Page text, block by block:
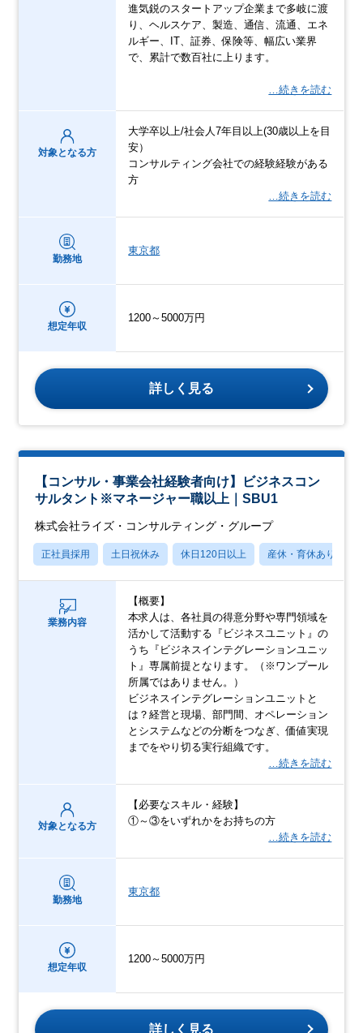
進気鋭のスタートアップ企業まで多岐に渡
り、ヘルスケア、製造、通信、流通、エネ
ルギー、IT、証券、保険等、幅広い業界
で、累計で数百社に上ります。
…続きを読む
対象となる方
大学卒以上/社会人7年目以上(30歳以上を目
安）
コンサルティング会社での経験経験がある
方
…続きを読む
勤務地
東京都
想定年収
1200～5000万円
詳しく見る
【コンサル・事業会社経験者向け】ビジネスコン
サルタント※マネージャー職以上｜SBU1
株式会社ライズ・コンサルティング・グループ
正社員採用 土日祝休み 休日120日以上 産休・育休あり
業務内容
【概要】
本求人は、各社員の得意分野や専門領域を
活かして活動する『ビジネスユニット』の
うち『ビジネスインテグレーションユニッ
ト』専属前提となります。（※ワンプール
所属ではありません。）
ビジネスインテグレーションユニットと
は？経営と現場、部門間、オペレーション
とシステムなどの分断をつなぎ、価値実現
までをやり切る実行組織です。
…続きを読む
対象となる方
【必要なスキル・経験】
①～③をいずれかをお持ちの方
…続きを読む
勤務地
東京都
想定年収
1200～5000万円
詳しく見る